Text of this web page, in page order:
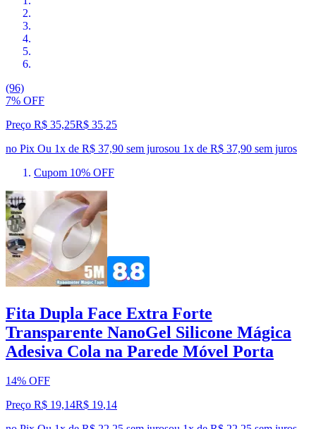
(96)
7% OFF
Preço R$ 35,25R$ 35,25
no Pix Ou 1x de R$ 37,90 sem jurosou 1x de R$ 37,90 sem juros
Cupom 10% OFF
Fita Dupla Face Extra Forte
Transparente NanoGel Silicone Mágica
Adesiva Cola na Parede Móvel Porta
14% OFF
Preço R$ 19,14R$ 19,14